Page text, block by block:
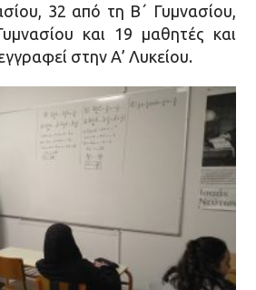
32 από τη Β΄ Γυμνασίου,
και 19 μαθητές και
στην Α’ Λυκείου.